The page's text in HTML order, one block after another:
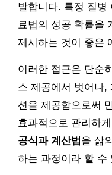
발합니다. 특정 질병
료법의 성공 확률을
제시하는 것이 좋은
이러한 접근은 단순
스 제공에서 벗어나,
션을 제공함으로써
효과적으로 관리하
공식과 계산법 을 삶
하는 과정이라 할 수